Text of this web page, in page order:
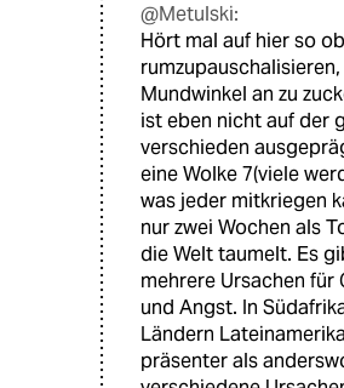
@Metulski:
Hört mal auf hier so
Mundwinkel an zu
ist eben nicht auf der
verschieden
eine Wolke 7(viele
was jeder mitkriegen
nur zwei Wochen als
die Welt taumelt. Es
mehrere Ursachen für
und Angst. In
Ländern
präsenter als